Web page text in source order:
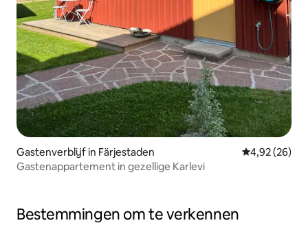
Gastenverblijf in Färjestaden Gemiddelde
4,92 (26)
Gastenappartement in gezellige Karlevi
Bestemmingen om te verkennen